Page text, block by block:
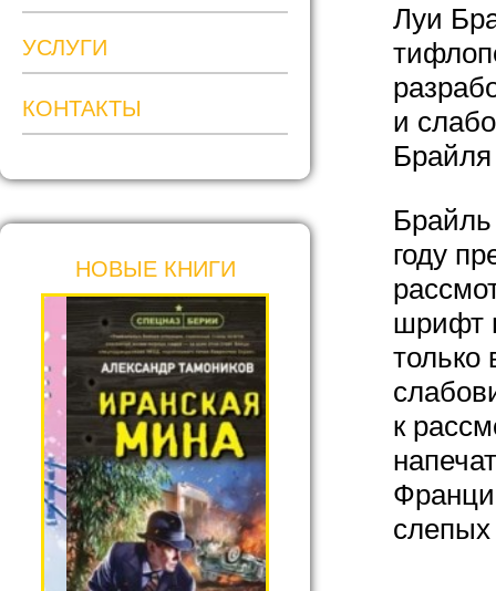
УСЛУГИ
КОНТАКТЫ
НОВЫЕ КНИГИ
Луи
и
году
шрифт
только
к
слепых